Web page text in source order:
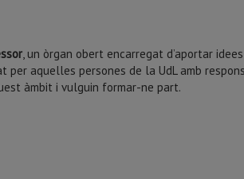
, un òrgan obert encarregat d’aportar
aquelles persones de la UdL amb
àmbit i vulguin formar-ne part.